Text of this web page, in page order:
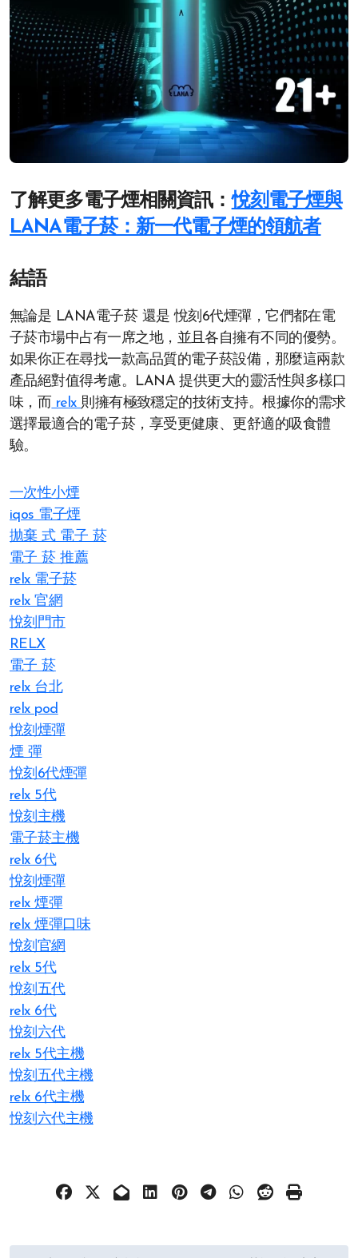
了解更多電子煙相關資訊：悅刻電子煙與
LANA電子菸：新一代電子煙的領航者
結語
無論是 LANA電子菸 還是 悅刻6代煙彈，它們都在電
子菸市場中占有一席之地，並且各自擁有不同的優勢。
如果你正在尋找一款高品質的電子菸設備，那麼這兩款
產品絕對值得考慮。LANA 提供更大的靈活性與多樣口
味，而 relx 則擁有極致穩定的技術支持。根據你的需求
選擇最適合的電子菸，享受更健康、更舒適的吸食體
驗。
一次性小煙
iqos 電子煙​
拋棄 式 電子 菸​
電子 菸 推薦
relx 電子菸
relx 官網
悅刻門市
RELX
電子 菸
relx 台北
relx pod
悅刻煙彈
煙 彈
悅刻6代煙彈
relx 5代
悅刻主機
電子菸主機
relx 6代
悅刻煙彈
relx 煙彈
relx 煙彈口味
悅刻官網
relx 5代
悅刻五代
relx 6代
悅刻六代
relx 5代主機
悅刻五代主機
relx 6代主機
悅刻六代主機